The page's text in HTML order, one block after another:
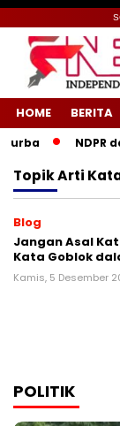
HOME BERITA
NDPR
TopikArti
Blog
Jangan Asal
Kata Goblok
Kamis, 5 Desember
POLITIK